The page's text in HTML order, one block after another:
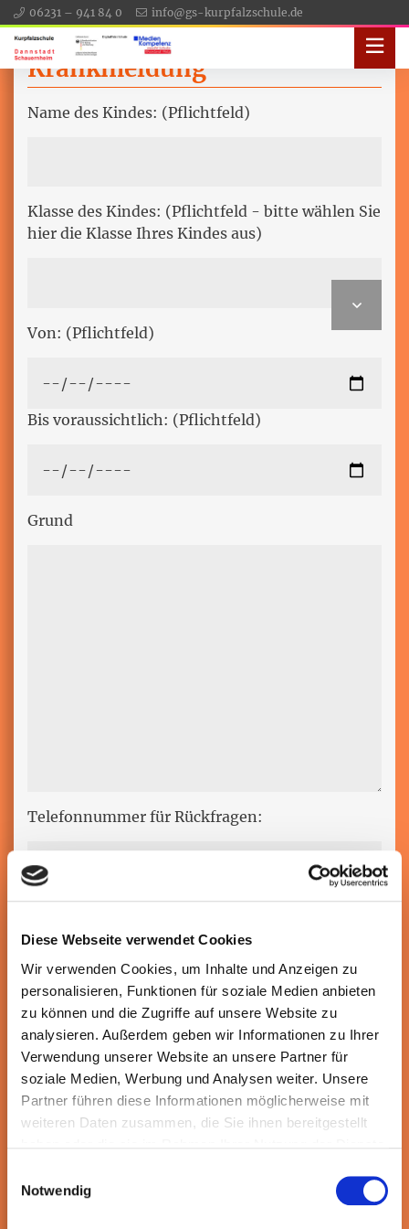
Diese Webseite verwendet Cookies
Wir verwenden Cookies, um Inhalte und Anzeigen zu
personalisieren, Funktionen für soziale Medien anbieten
zu können und die Zugriffe auf unsere Website zu
analysieren. Außerdem geben wir Informationen zu Ihrer
Verwendung unserer Website an unsere Partner für
soziale Medien, Werbung und Analysen weiter. Unsere
Partner führen diese Informationen möglicherweise mit
weiteren Daten zusammen, die Sie ihnen bereitgestellt
Notwendig
06231 – 941 84 0 info@gs-kurpfalzschule.de
Krankmeldung
Name des Kindes: (Pflichtfeld)
Klasse des Kindes: (Pflichtfeld - bitte wählen Sie
hier die Klasse Ihres Kindes aus)
Von: (Pflichtfeld)
Bis voraussichtlich: (Pflichtfeld)
Grund
Telefonnummer für Rückfragen:
Kontaktformular oder auch direkt an meine
Emailadressen versenden, erklären Sie sich
damit einverstanden, dass die mir mitgeteilten
personenbezogenen Daten auf dem Email-
Server zwischengespeichert werden. Diese
Speicherung dient nur der Beantwortung der an
mich gestellten Fragen. Die Emailkorrespondenz
wird nach Beendigung zeitnah vom Server
gelöscht. Näheres zum Datenschutz entnehmen